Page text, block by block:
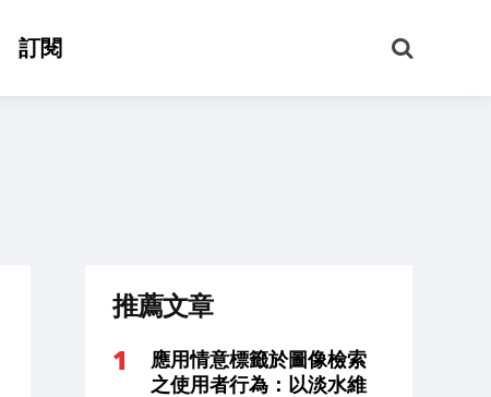
訂閱
尋
推薦文章
應用情意標籤於圖像檢索
之使用者行為：以淡水維